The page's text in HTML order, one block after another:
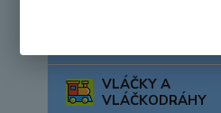
VLÁČKY A
VLÁČKODRÁHY